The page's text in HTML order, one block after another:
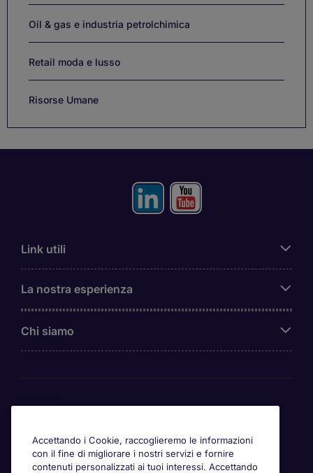
Oil & gas e industria petrolchimica
Retail moda e lusso
Risorse Umane
Link utili
La nostra esperienza
Chi siamo
Accettando i Cookie, raccoglieremo le informazioni
con il fine di migliorare i nostri servizi e fornire
contenuti personalizzati ai tuoi interessi. Accettando